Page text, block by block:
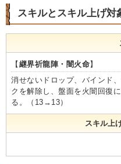
スキルとスキル上げ対
【 継界祈龍陣・闇火命】
消せないドロップ、バインド
クを解除し、盤面を火闇回復
る。（13→13）
スキル上